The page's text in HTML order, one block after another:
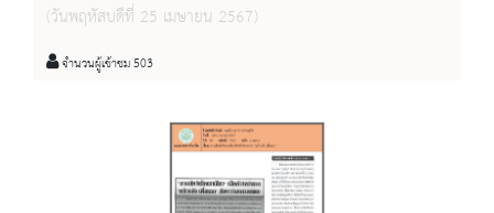
(วันพฤหัสบดีที่ 25 เมษายน 2567)
จำนวนผู้เข้าชม 503